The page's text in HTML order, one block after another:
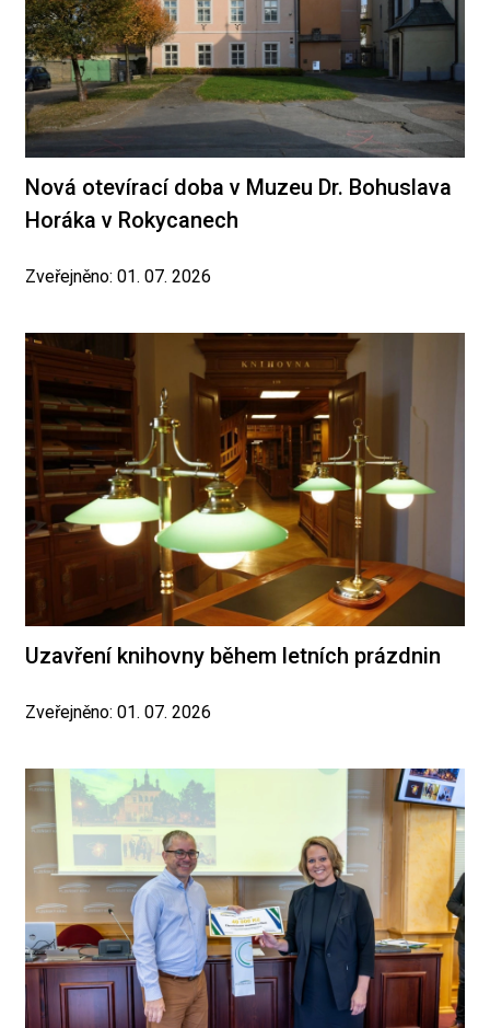
Nová otevírací doba v Muzeu Dr. Bohuslava
Horáka v Rokycanech
Zveřejněno: 01. 07. 2026
Uzavření knihovny během letních prázdnin
Zveřejněno: 01. 07. 2026